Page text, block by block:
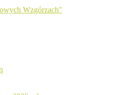
Wzgórzach"